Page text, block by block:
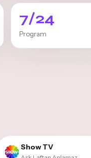
7/24
Program
Show TV